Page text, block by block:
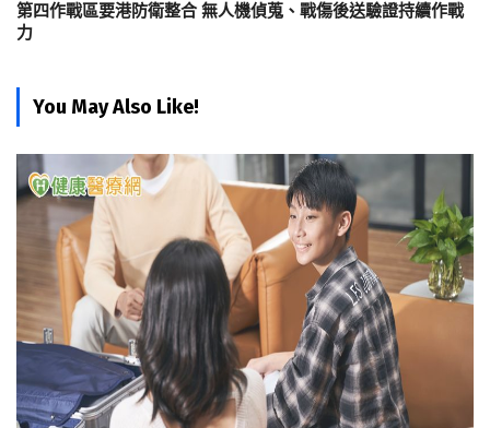
第四作戰區要港防衛整合 無人機偵蒐、戰傷後送驗證持續作戰
力
You May Also Like!